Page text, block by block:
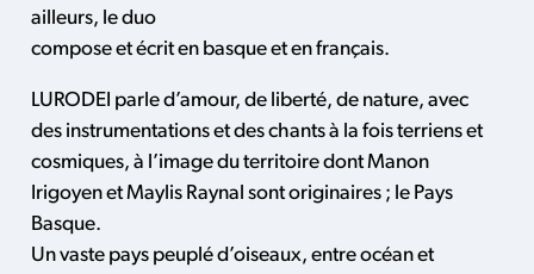
ailleurs, le duo
compose et écrit en basque et en français.
LURODEI parle d’amour, de liberté, de nature, avec
des instrumentations et des chants à la fois terriens et
cosmiques, à l’image du territoire dont Manon
Irigoyen et Maylis Raynal sont originaires ; le Pays
Basque.
Un vaste pays peuplé d’oiseaux, entre océan et